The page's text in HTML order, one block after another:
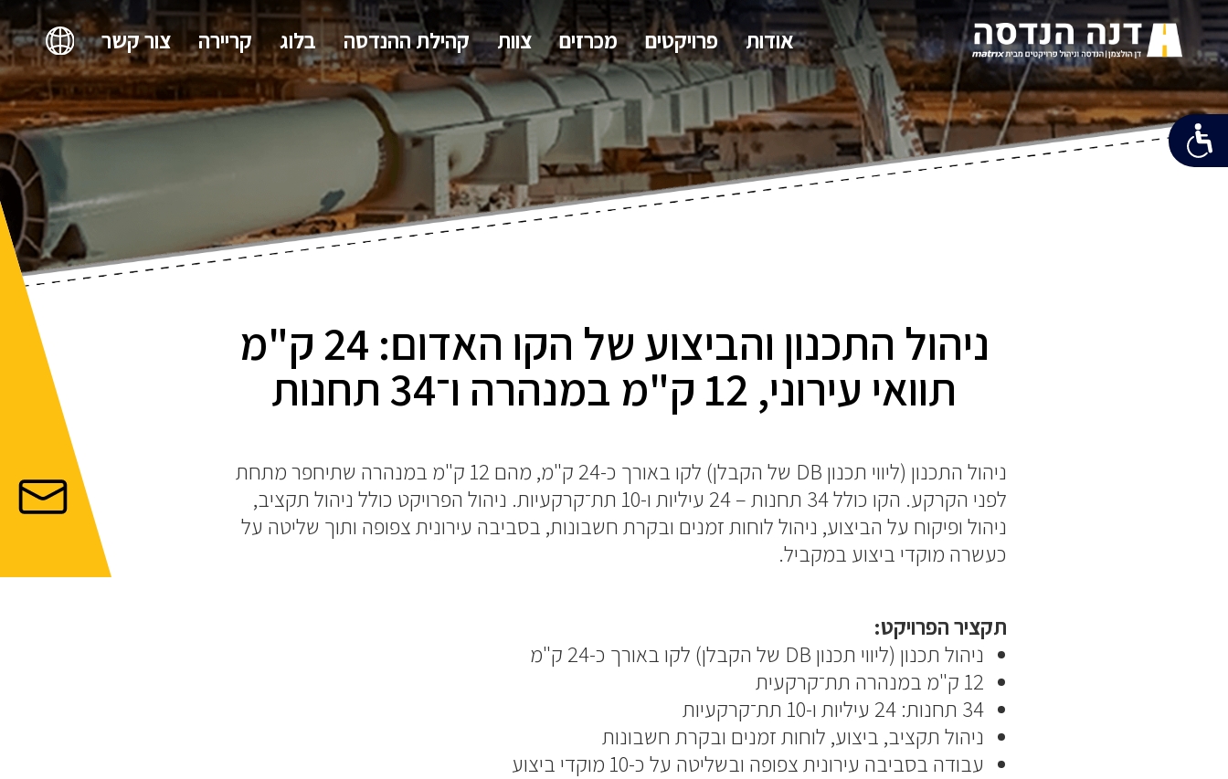
אודות פרויקטים מכרזים צוות קהילת ההנדסה בלוג קריירה צור קשר
ניהול התכנון והביצוע של הקו האדום: 24 ק"מ
תוואי עירוני, 12 ק"מ במנהרה ו־34 תחנות
ניהול התכנון (ליווי תכנון DB של הקבלן) לקו באורך כ-24 ק"מ, מהם 12 ק"מ במנהרה שתיחפר מתחת
לפני הקרקע. הקו כולל 34 תחנות – 24 עיליות ו-10 תת־קרקעיות. ניהול הפרויקט כולל ניהול תקציב,
ניהול ופיקוח על הביצוע, ניהול לוחות זמנים ובקרת חשבונות, בסביבה עירונית צפופה ותוך שליטה על
כעשרה מוקדי ביצוע במקביל.
תקציר הפרויקט:
ניהול תכנון (ליווי תכנון DB של הקבלן) לקו באורך כ-24 ק"מ
12 ק"מ במנהרה תת־קרקעית
34 תחנות: 24 עיליות ו-10 תת־קרקעיות
ניהול תקציב, ביצוע, לוחות זמנים ובקרת חשבונות
עבודה בסביבה עירונית צפופה ובשליטה על כ-10 מוקדי ביצוע